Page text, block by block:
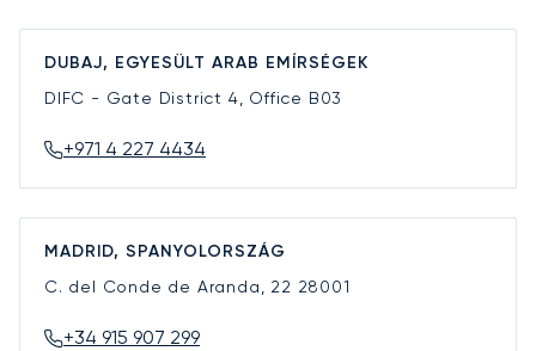
DUBAJ, EGYESÜLT ARAB EMÍRSÉGEK
DIFC - Gate District 4, Office B03
+971 4 227 4434
MADRID, SPANYOLORSZÁG
C. del Conde de Aranda, 22 28001
+34 915 907 299